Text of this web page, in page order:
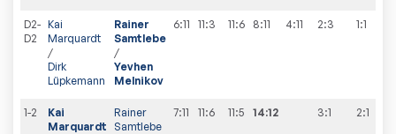
D2-
D2
Kai
Marquardt
/
Dirk
Lüpkemann
Rainer
Samtlebe
/
Yevhen
Melnikov
6:11 11:3 11:6 8:11 4:11 2:3 1:1
1-2
Kai
Marquardt
Rainer
Samtlebe
7:11 11:6 11:5 14:12 3:1 2:1